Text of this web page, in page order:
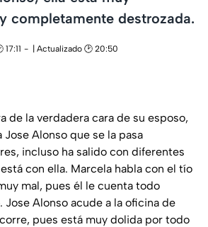
completamente destrozada.
| Actualizado 🕑 20:50
de la verdadera cara de su esposo,
Jose Alonso que se la pasa
incluso ha salido con diferentes
con ella. Marcela habla con el tío
mal, pues él le cuenta todo
Jose Alonso acude a la oficina de
pues está muy dolida por todo